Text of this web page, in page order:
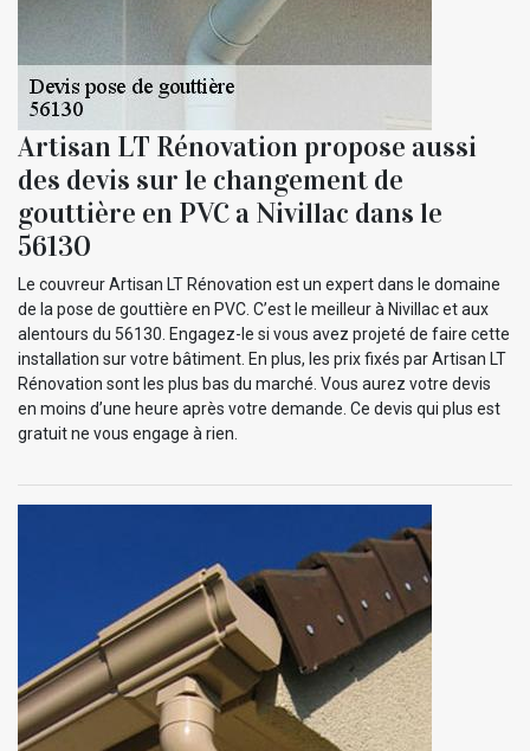
Artisan LT Rénovation propose aussi
des devis sur le changement de
gouttière en PVC a Nivillac dans le
56130
Le couvreur Artisan LT Rénovation est un expert dans le domaine
de la pose de gouttière en PVC. C’est le meilleur à Nivillac et aux
alentours du 56130. Engagez-le si vous avez projeté de faire cette
installation sur votre bâtiment. En plus, les prix fixés par Artisan LT
Rénovation sont les plus bas du marché. Vous aurez votre devis
en moins d’une heure après votre demande. Ce devis qui plus est
gratuit ne vous engage à rien.